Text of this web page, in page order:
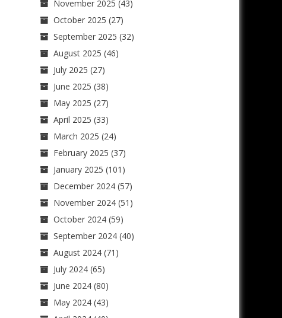
November 2025 (43)
October 2025 (27)
September 2025 (32)
August 2025 (46)
July 2025 (27)
June 2025 (38)
May 2025 (27)
April 2025 (33)
March 2025 (24)
February 2025 (37)
January 2025 (101)
December 2024(57)
November 2024(51)
October 2024(59)
September 2024(40)
August 2024(71)
July 2024(65)
June 2024(80)
May 2024(43)